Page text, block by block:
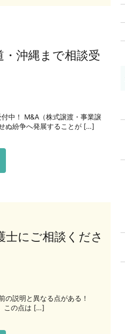
沖縄まで相談受
中！ M&A（株式譲渡・事業譲
ぬ紛争へ発展することが […]
士にご相談くださ
説明と異なる点がある！
の点は […]